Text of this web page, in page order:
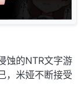
蚀的NTR文字游
，米娅不断接受